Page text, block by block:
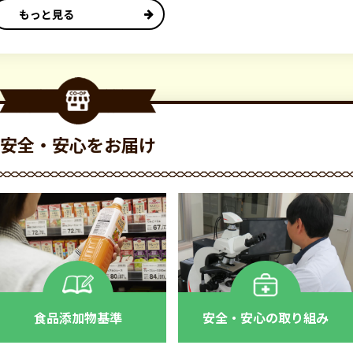
もっと見る
安全・安心をお届け
食品添加物基準 安全・安心の取り組み